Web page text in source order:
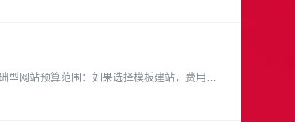
网站预算范围：如果选择模板建站，费用可